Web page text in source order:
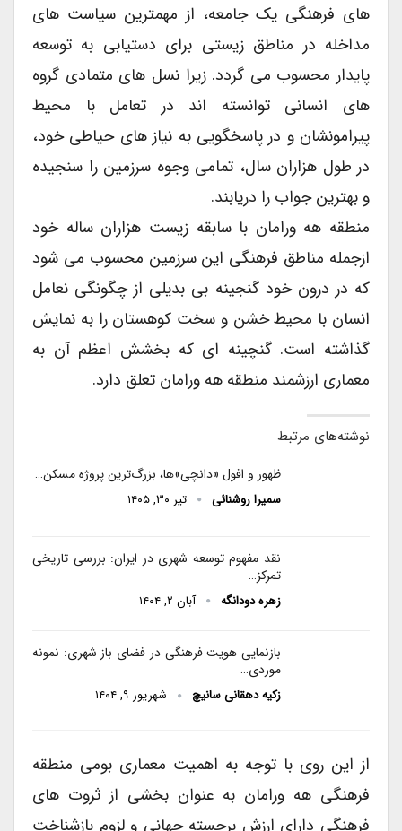
های فرهنگی یک جامعه، از مهمترین سیاست های
مداخله در مناطق زیستی برای دستیابی به توسعه
پایدار محسوب می گردد. زیرا نسل های متمادی گروه
های انسانی توانسته اند در تعامل با محیط
پیرامونشان و در پاسخگویی به نیاز های حیاطی خود،
در طول هزاران سال، تمامی وجوه سرزمین را سنجیده
و بهترین جواب را دریابند.
منطقه هه ورامان با سابقه زیست هزاران ساله خود
ازجمله مناطق فرهنگی این سرزمین محسوب می شود
که در درون خود گنجینه بی بدیلی از چگونگی نعامل
انسان با محیط خشن و سخت کوهستان را به نمایش
گذاشته است. گنچینه ای که بخشش اعظم آن به
معماری ارزشمند منطقه هه ورامان تعلق دارد.
نوشته‌های مرتبط
ظهور و افول «دانچی»ها، بزرگ‌ترین پروژه مسکن…
سمیرا روشنائی تیر ۳۰, ۱۴۰۵
نقد مفهوم توسعه شهری در ایران: بررسی تاریخی
تمرکز…
زهره دودانگه آبان ۲, ۱۴۰۴
بازنمایی هویت فرهنگی در فضای باز شهری: نمونه
موردی…
زکیه دهقانی سانیچ شهریور ۹, ۱۴۰۴
از این روی با توجه به اهمیت معماری بومی منطقه
فرهنگی هه ورامان به عنوان بخشی از ثروت های
فرهنگی دارای ارزش برجسته جهانی و لزوم بازشناخت